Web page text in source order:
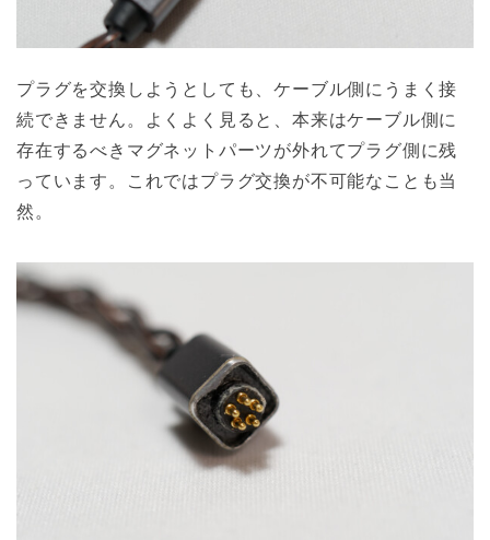
プラグを交換しようとしても、ケーブル側にうまく接
続できません。よくよく見ると、本来はケーブル側に
存在するべきマグネットパーツが外れてプラグ側に残
っています。これではプラグ交換が不可能なことも当
然。